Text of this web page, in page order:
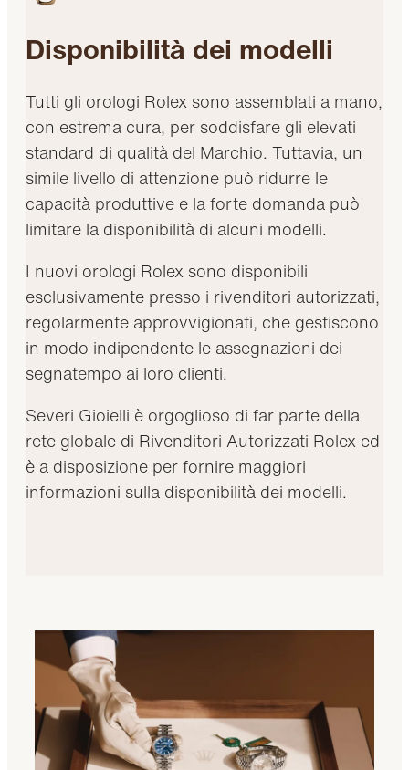
Disponibilità dei modelli
Tutti gli orologi Rolex sono assemblati a mano,
con estrema cura, per soddisfare gli elevati
standard di qualità del Marchio. Tuttavia, un
simile livello di attenzione può ridurre le
capacità produttive e la forte domanda può
limitare la disponibilità di alcuni modelli.
I nuovi orologi Rolex sono disponibili
esclusivamente presso i rivenditori autorizzati,
regolarmente approvvigionati, che gestiscono
in modo indipendente le assegnazioni dei
segnatempo ai loro clienti.
Severi Gioielli è orgoglioso di far parte della
rete globale di Rivenditori Autorizzati Rolex ed
è a disposizione per fornire maggiori
informazioni sulla disponibilità dei modelli.